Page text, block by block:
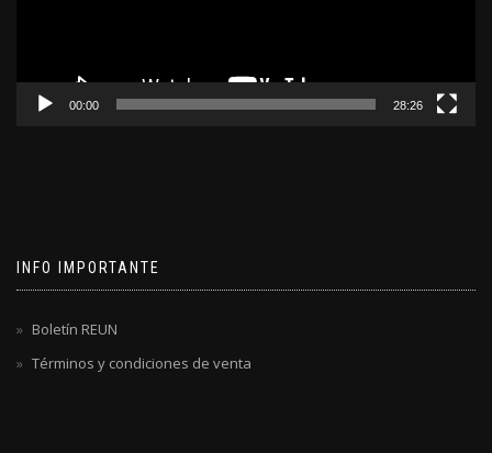
00:00 28:26
INFO IMPORTANTE
Boletín REUN
Términos y condiciones de venta